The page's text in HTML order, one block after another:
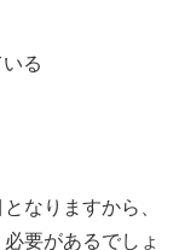
る
なりますから、
要があるでしょ